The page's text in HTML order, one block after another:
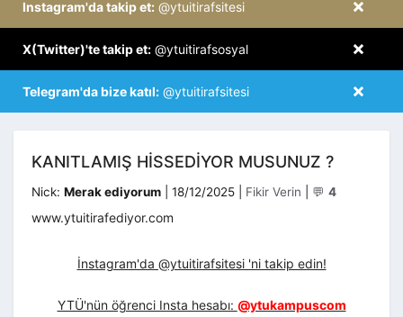
×
Instagram'da takip et: @ytuitirafsitesi
×
X(Twitter)'te takip et: @ytuitirafsosyal
×
Telegram'da bize katıl: @ytuitirafsitesi
KANITLAMIŞ HISSEDIYOR MUSUNUZ ?
Nick: Merak ediyorum 18/12/2025 Kategoriler
Fikir Verin 💬 4
www.ytuitirafediyor.com
İnstagram'da @ytuitirafsitesi 'ni takip edin!
YTÜ'nün öğrenci Insta hesabı: @ytukampuscom